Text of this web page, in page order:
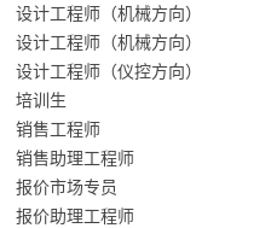
设计工程师（机械方向）
设计工程师（机械方向）
设计工程师（仪控方向）
培训生
销售工程师
销售助理工程师
报价市场专员
报价助理工程师